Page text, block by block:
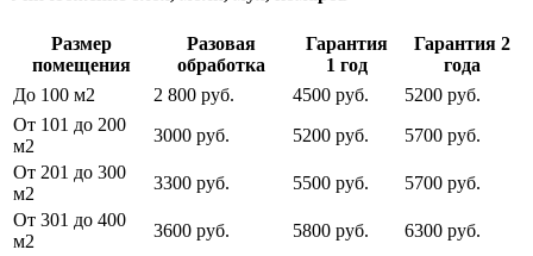
Размер
помещения
Разовая
обработка
Гарантия
1 год
Гарантия 2
года
До 100 м2
2 800 руб. 4500 руб.
5200 руб.
От 101 до 200
м2
3000 руб. 5200 руб.
5700 руб.
От 201 до 300
м2
3300 руб. 5500 руб.
5700 руб.
От 301 до 400
м2
3600 руб. 5800 руб.
6300 руб.